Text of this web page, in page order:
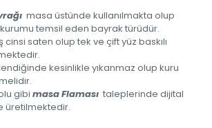
masa üstünde kullanılmakta olup
temsil eden bayrak türüdür.
cinsi saten olup tek ve çift yüz baskılı
kesinlikle yıkanmaz olup kuru
gibi masa Flaması taleplerinde dijital
üretilmektedir.